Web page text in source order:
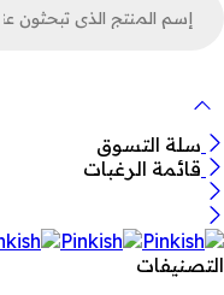
سلة التسوق
قائمة الرغبات
التصنيفات